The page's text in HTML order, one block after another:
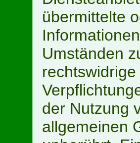
übermittelte
Umständen
der Nutzung
allgemeinen